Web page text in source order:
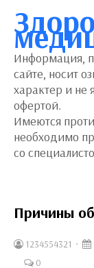
Информация,
сайте, носит
характер и не
офертой.
Имеются
необходимо
со
Причины
1234554321
0